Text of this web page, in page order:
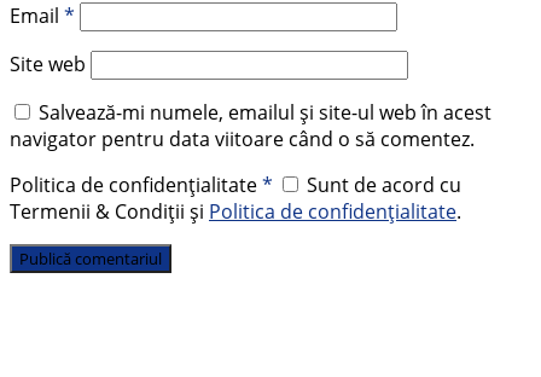
Email *
Site web
Salvează-mi numele, emailul și site-ul web în acest
navigator pentru data viitoare când o să comentez.
Politica de confidențialitate*
Sunt de acord cu
Termenii & Condiții și Politica de confidențialitate.